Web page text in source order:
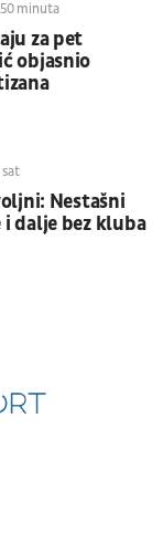
minuta
za pet
objasnio
sat
Nestašni
i dalje bez kluba